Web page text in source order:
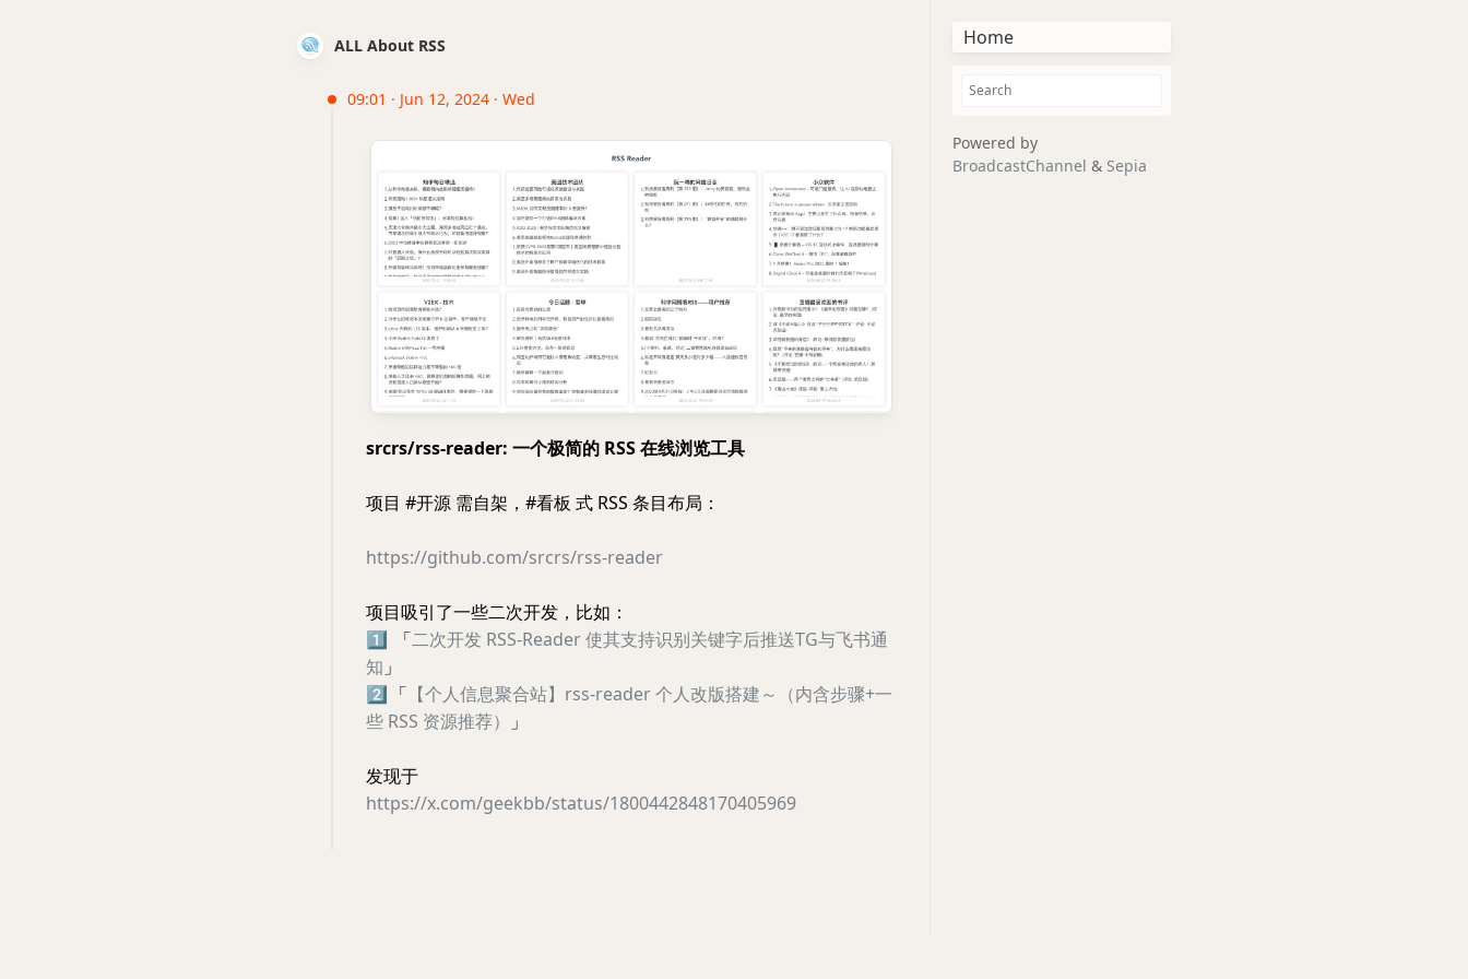
ALL About RSS
09:01 · Jun 12, 2024 · Wed
srcrs/rss-reader: 一个极简的 RSS 在线浏览工具
项目 #开源 需自架，#看板 式 RSS 条目布局：
https://github.com/srcrs/rss-reader
项目吸引了一些二次开发，比如：
1️⃣
「二次开发 RSS-Reader 使其支持识别关键字后推送TG与飞书通
知 」
2️⃣ 「 【个人信息聚合站】rss-reader 个人改版搭建～（内含步骤+一
些 RSS 资源推荐）
」
发现于
https://x.com/geekbb/status/1800442848170405969
Home
Powered by
BroadcastChannel & Sepia